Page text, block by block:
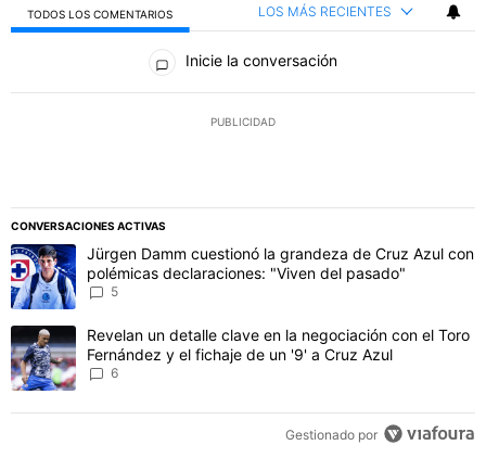
TODOS LOS COMENTARIOS LOS MÁS RECIENTES
Todos los comentarios
Inicie la conversación
PUBLICIDAD
CONVERSACIONES ACTIVAS
Este listado muestra los artículos con más comentarios en los
Un artículo de tendencia con el título "Jürgen Damm cuestionó la
Jürgen Damm cuestionó la grandeza de Cruz Azul con
polémicas declaraciones: "Viven del pasado"
5
Un artículo de tendencia con el título "Revelan un detalle clave
Revelan un detalle clave en la negociación con el Toro
Fernández y el fichaje de un '9' a Cruz Azul
6
Gestionado por